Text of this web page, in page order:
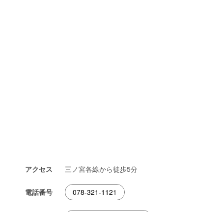
アクセス 三ノ宮各線から徒歩5分
電話番号 078-321-1121